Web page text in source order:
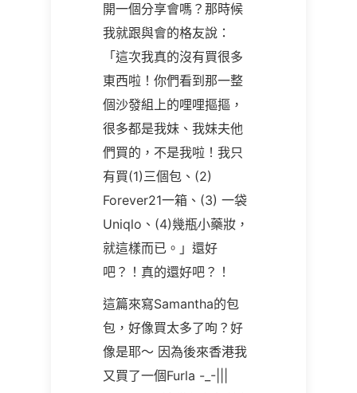
開一個分享會嗎？那時候
我就跟與會的格友說：
「這次我真的沒有買很多
東西啦！你們看到那一整
個沙發組上的哩哩摳摳，
很多都是我妹、我妹夫他
們買的，不是我啦！我只
有買(1)三個包、(2)
Forever21一箱、(3) 一袋
Uniqlo、(4)幾瓶小藥妝，
就這樣而已。」還好
吧？！真的還好吧？！
這篇來寫Samantha的包
包，好像買太多了呴？好
像是耶～ 因為後來香港我
又買了一個Furla -_-|||